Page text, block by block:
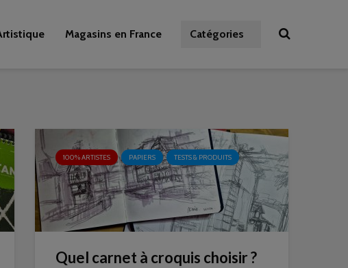
Magasins en France Catégories
100% ARTISTES PAPIERS TESTS & PRODUITS
Quel carnet à croquis choisir ?